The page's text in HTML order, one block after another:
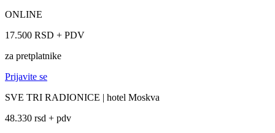
ONLINE
17.500 RSD + PDV
za pretplatnike
Prijavite se
SVE TRI RADIONICE | hotel Moskva
48.330 rsd + pdv